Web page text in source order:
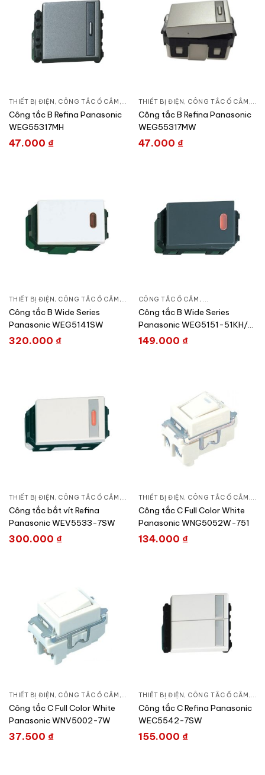
THIẾT BỊ ĐIỆN, CÔNG TẮC Ổ CẮM , DÒNG REFINA
Công tắc B Refina Panasonic
WEG55317MH
47.000 ₫
THIẾT BỊ ĐIỆN, CÔNG TẮC Ổ CẮM ,
Công tắc B Refina Panasonic
WEG55317MW
47.000 ₫
THIẾT BỊ ĐIỆN , CÔNG TẮC Ổ CẮM , DÒNG WIDE SERIES
Công tắc B Wide Series
Panasonic WEG5141SW
320.000 ₫
CÔNG TẮC Ổ CẮM , DÒNG WIDE
Công tắc B Wide Series
Panasonic WEG5151-51KH/
WEG51517H
149.000 ₫
THIẾT BỊ ĐIỆN, CÔNG TẮC Ổ CẮM , DÒNG REFINA
Công tắc bắt vít Refina
Panasonic WEV5533-7SW
300.000 ₫
THIẾT BỊ ĐIỆN, CÔNG TẮC Ổ CẮM ,
Công tắc C Full Color White
Panasonic WNG5052W-751
134.000 ₫
THIẾT BỊ ĐIỆN , CÔNG TẮC Ổ CẮM , DÒNG FULL COLOR
Công tắc C Full Color White
Panasonic WNV5002-7W
37.500 ₫
THIẾT BỊ ĐIỆN , CÔNG TẮC Ổ CẮM ,
Công tắc C Refina Panasonic
WEC5542-7SW
155.000 ₫